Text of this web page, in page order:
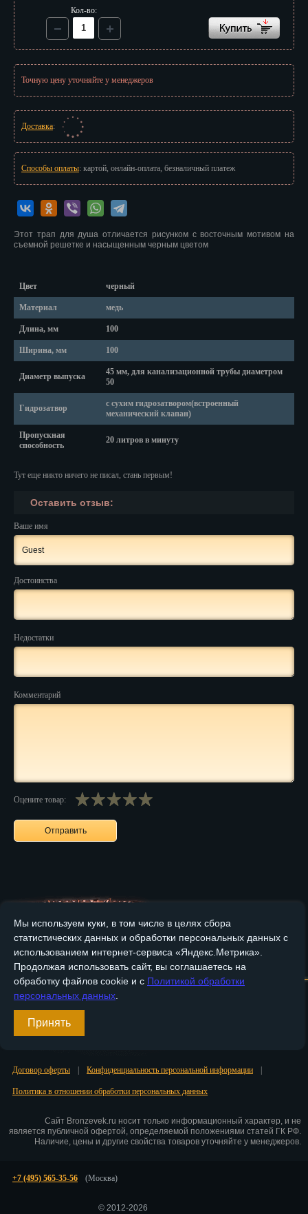
Иркутск
Казань
Калуга
Кострома
Курган
Кызыл
Липецк
Магадан
Мурманск
Набережные Челны
Назрань
Нальчик
Нарьян-Мар
Ниж. Новгород
Новокузнецк
Пенза
Пермь
Петрозаводск
Ростов-на-Дону
Рязань
Салехард
Кол-во:
Точную цену уточняйте у менеджеров
Доставка:
Способы оплаты: картой, онлайн-оплата, безналичный платеж
Этот трап для душа отличается рисунком с восточным мотивом на
съемной решетке и насыщенным черным цветом
Цвет черный
Материал медь
Длина, мм 100
Ширина, мм 100
Диаметр выпуска
45 мм, для канализационной трубы диаметром
50
Гидрозатвор
с сухим гидрозатвором(встроенный
механический клапан)
Пропускная
способность
20 литров в минуту
Тут еще никто ничего не писал, стань первым!
Оставить отзыв:
Ваше имя
Достоинства
Недостатки
Комментарий
Оцените товар:
Мы используем куки, в том числе в целях сбора
статистических данных и обработки персональных данных с
использованием интернет-сервиса «Яндекс.Метрика».
Продолжая использовать сайт, вы соглашаетесь на
обработку файлов cookie и с Политикой обработки
персональных данных
Принять
Главная О компании Медные изделия Бронзовые изделия
Доставка и оплата Контакты
Вход
Договор оферты Конфиденциальность персональной информации
Политика в отношении обработки персональных данных
Сайт Bronzevek.ru носит только информационный характер, и не
является публичной офертой, определяемой положениями статей ГК РФ.
Наличие, цены и другие свойства товаров уточняйте у менеджеров.
+7 (495) 565-35-56 (Москва)
© 2012-2026